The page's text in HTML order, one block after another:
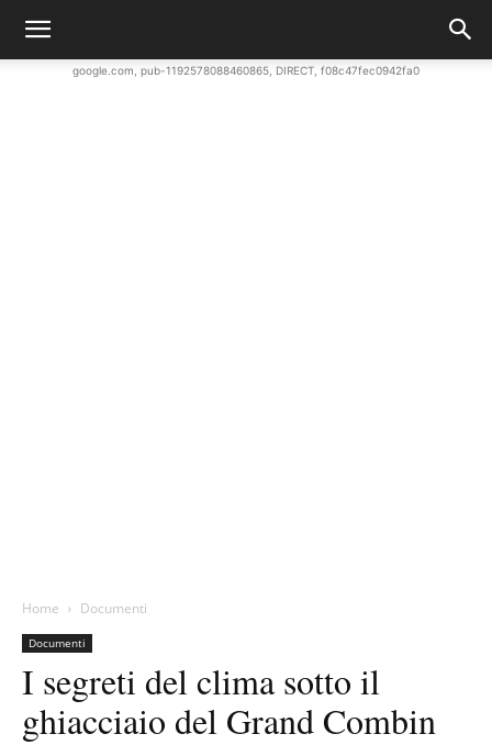
google.com, pub-1192578088460865, DIRECT, f08c47fec0942fa0
Home Documenti
Documenti
I segreti del clima sotto il
ghiacciaio del Grand Combin